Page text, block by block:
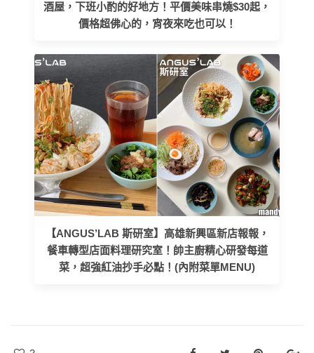
酒屋，下班小酌的好地方！平價美味串燒$30起，
價格超佛心的，宵夜來吃也可以！
【ANGUS’LAB 斯研室】高雄新興區新店報報，
餐車轉型店面料理研究室！帥主廚精心研發每道
菜，超強紅油抄手必點！(內附菜單MENU)